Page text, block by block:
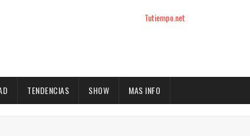
Tutiempo.net
TENDENCIAS SHOW MAS INFO